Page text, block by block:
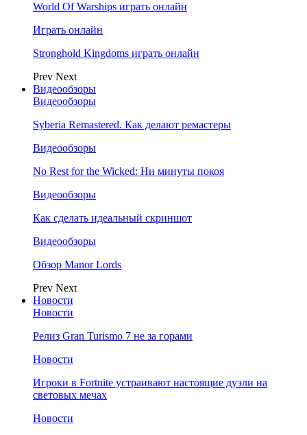
World Of Warships играть онлайн
Играть онлайн
Stronghold Kingdoms играть онлайн
Prev Next
Видеообзоры
Видеообзоры
Syberia Remastered. Как делают ремастеры
Видеообзоры
No Rest for the Wicked: Ни минуты покоя
Видеообзоры
Как сделать идеальный скриншот
Видеообзоры
Обзор Manor Lords
Prev Next
Новости
Новости
Релиз Gran Turismo 7 не за горами
Новости
Игроки в Fortnite устраивают настоящие дуэли на
световых мечах
Новости